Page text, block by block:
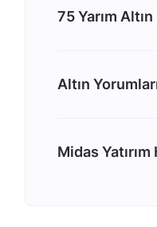
75 Yarım
Altın
Midas Yatırım